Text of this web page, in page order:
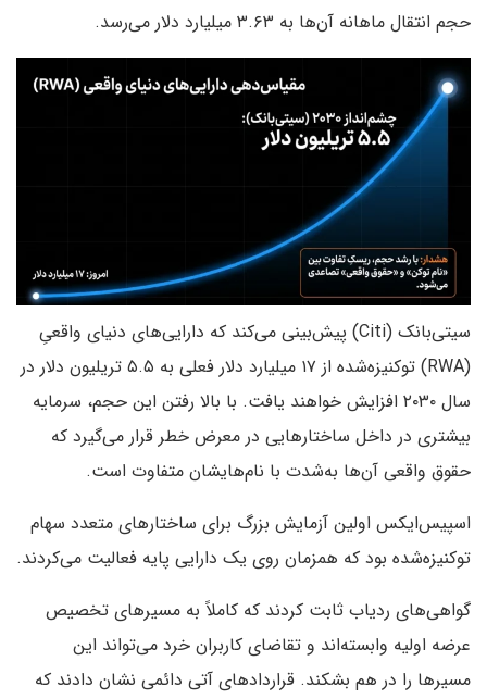
حجم انتقال ماهانه آن‌ها به ۳.۶۳ میلیارد دلار می‌رسد.
سیتی‌بانک (Citi) پیش‌بینی می‌کند که دارایی‌های دنیای واقعیِ
(RWA) توکنیزه‌شده از ۱۷ میلیارد دلار فعلی به ۵.۵ تریلیون دلار در
سال ۲۰۳۰ افزایش خواهند یافت. با بالا رفتن این حجم، سرمایه
بیشتری در داخل ساختارهایی در معرض خطر قرار می‌گیرد که
حقوق واقعی آن‌ها به‌شدت با نام‌هایشان متفاوت است.
اسپیس‌ایکس اولین آزمایش بزرگ برای ساختارهای متعدد سهام
توکنیزه‌شده بود که همزمان روی یک دارایی پایه فعالیت می‌کردند.
گواهی‌های ردیاب ثابت کردند که کاملاً به مسیرهای تخصیص
عرضه اولیه وابسته‌اند و تقاضای کاربران خرد می‌تواند این
مسیرها را در هم بشکند. قراردادهای آتی دائمی نشان دادند که